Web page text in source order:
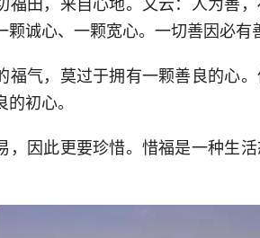
颗诚心、一颗宽心。一切善因必有
福气，莫过于拥有一颗善良的心
初心。
，因此更要珍惜。惜福是一种生